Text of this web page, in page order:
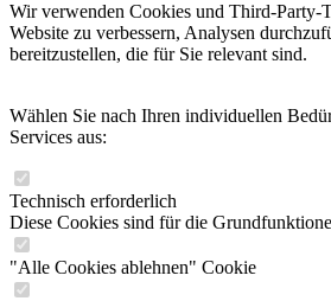
Wir verwenden Cookies und Third-Party-
Website zu verbessern, Analysen
bereitzustellen, die für Sie relevant sind.
Wählen Sie nach Ihren individuellen
Services aus:
Technisch erforderlich
Diese Cookies sind für die
"Alle Cookies ablehnen" Cookie